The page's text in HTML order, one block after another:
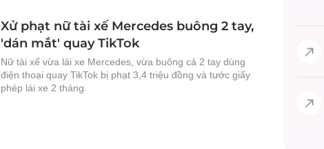
Xử phạt nữ tài xế Mercedes buông 2 tay,
'dán mắt' quay TikTok
Nữ tài xế vừa lái xe Mercedes, vừa buông cả 2 tay dùng
điện thoại quay TikTok bị phạt 3,4 triệu đồng và tước giấy
phép lái xe 2 tháng.